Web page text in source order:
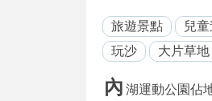
旅遊景點 兒
玩沙
大片草地
內 湖運動公園佔